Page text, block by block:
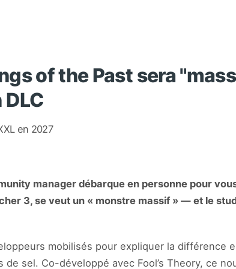
of the Past sera
en 2027
manager débarque en personne pour
3, se veut un « monstre massif » — et le
mobilisés pour expliquer la différence
de sel. Co-développé avec Fool’s Theory, ce